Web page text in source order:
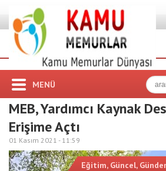
MENÜ
MEB, Yardımcı Kaynak
Erişime Açtı
01 Kasım 2021 - 11:59
Eğitim, Güncel,